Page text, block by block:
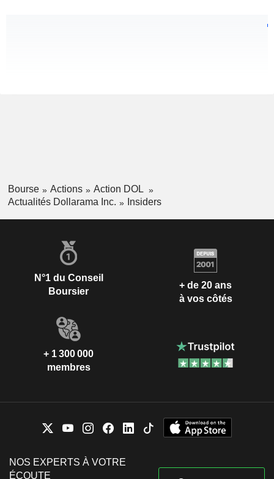
Bourse Actions
Action DOL
Actualités Dollarama Inc.
Insiders
N°1 du Conseil
Boursier
+ de 20 ans
à vos côtés
+ 1 300 000
membres
NOS EXPERTS À VOTRE
ÉCOUTE